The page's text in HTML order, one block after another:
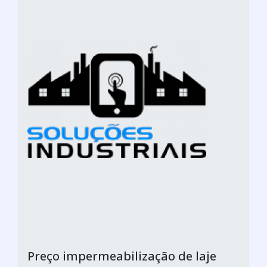
Preço impermeabilização de laje